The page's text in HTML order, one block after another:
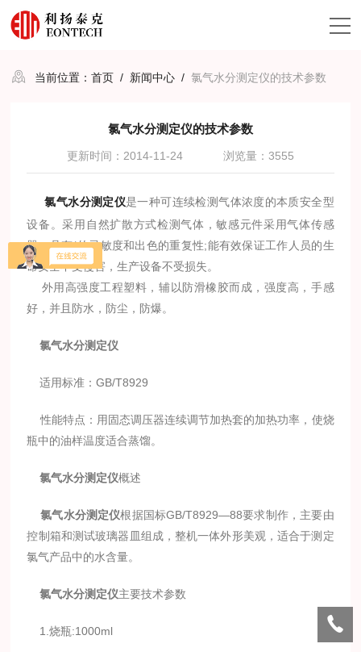
当前位置：首页 / 新闻中心 /氯气水分测定仪的技术参数
氯气水分测定仪的技术参数
更新时间：2014-11-24 浏览量：3555
氯气水分测定仪是一种可连续检测气体浓度的本质安全型
设备。采用自然扩散方式检测气体，敏感元件采用气体传感
器，具有*的灵敏度和出色的重复性;能有效保证工作人员的生
命安全不受侵害，生产设备不受损失。
外用高强度工程塑料，辅以防滑橡胶而成，强度高，手感
好，并且防水，防尘，防爆。
氯气水分测定仪
适用标准：GB/T8929
性能特点：用固态调压器连续调节加热套的加热功率，使烧
瓶中的油样温度适合蒸馏。
氯气水分测定仪概述
氯气水分测定仪根据国标GB/T8929—88要求制作，主要由
控制箱和测试玻璃器皿组成，整机一体外形美观，适合于测定
氯气产品中的水含量。
氯气水分测定仪主要技术参数
1.烧瓶:1000ml